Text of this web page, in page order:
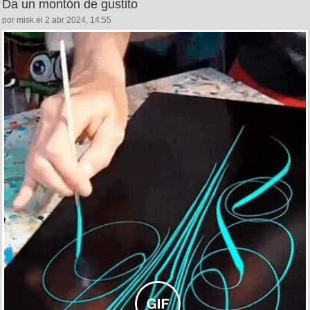
Da un montón de gustito
por misk el 2 abr 2024, 14:55